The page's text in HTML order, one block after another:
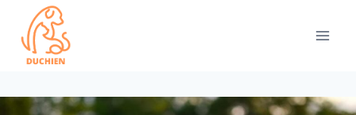
content